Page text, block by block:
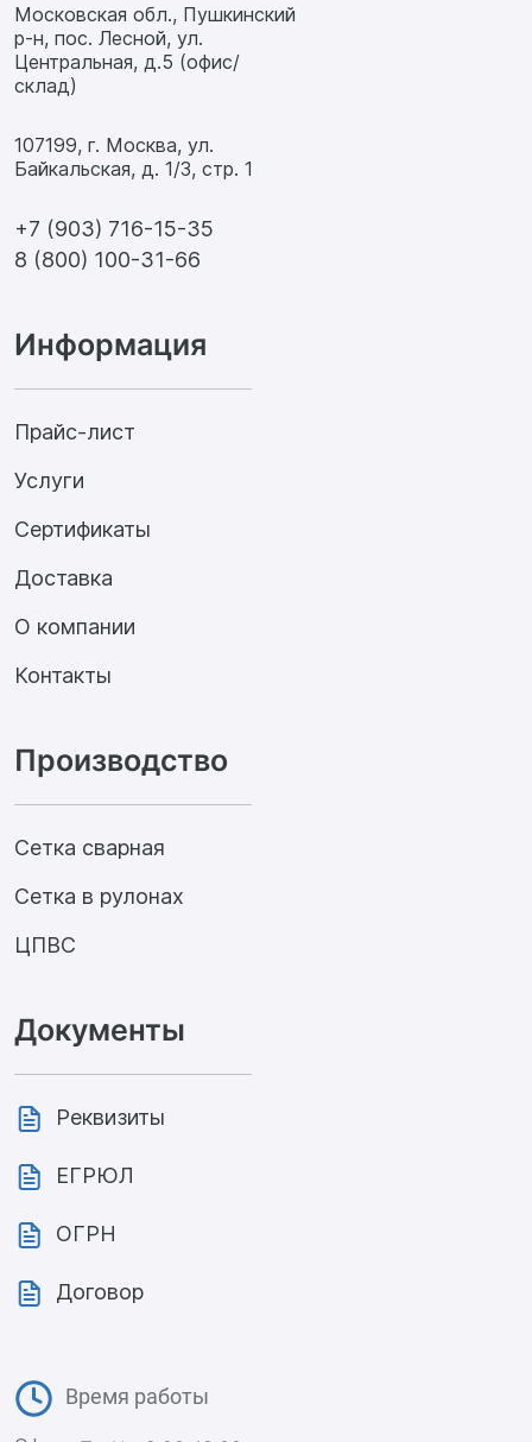
Московская обл., Пушкинский
р-н, пос. Лесной, ул.
Центральная, д.5 (офис/
склад)
107199, г. Москва, ул.
Байкальская, д. 1/3, стр. 1
+7 (903) 716-15-35
8 (800) 100-31-66
Производство
Сетка сварная
Сетка в рулонах
ЦПВС
Информация
Прайс-лист
Услуги
Сертификаты
Доставка
О компании
Контакты
Документы
Реквизиты
ЕГРЮЛ
ОГРН
Договор
Время работы